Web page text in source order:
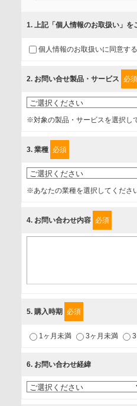
組みを行っています。
に取扱い、これらで定める範囲
内等のために利用させていただ
情報を提供されるお客様（本人
的、管理者、提供の有無、情報
確認し、当社への情報提供がお
上げます。
事業者名
個人情報保護責任者
1.当社が取り扱う商品・サービ
2.当社が開催（主催・共催・協
3.お客様の業務内容、及び興味
4.お客様満足度調査等のアンケ
1. 上記「個人情報のお取扱い」を
個人情報のお取扱いに同意する
2. お問い合せ製品・サービス 必須
※対象の製品・サービスを選択し
3. 業種 必須
※あなたの業種を選択してくださ
4. お問い合わせ内容 必須
5. 購入時期 必須
1ヶ月未満 3ヶ月未満
6. お問い合わせ経緯